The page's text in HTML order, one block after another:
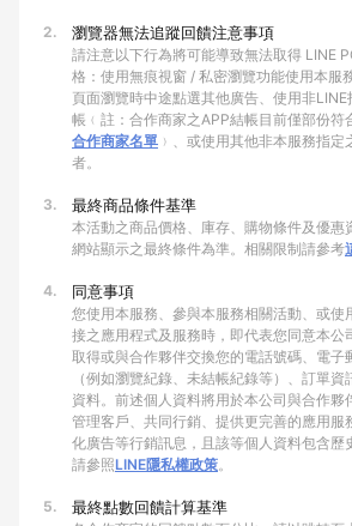
2. 瀏覽器無法追蹤回饋注意事項
請注意以下行為將可能導致無法取得 LINE
格：使用無痕視窗 / 私密瀏覽功能使用本服
頁面瀏覽時中途點選其他廣告、使用非
帳﹙註：合作商家之APP結帳目前僅部份符
合作商家名單 ﹚、或使用其他非本服務指
者。
3. 最終商品條件基準
本活動之商品價格、庫存、購物條件及優惠
網站顯示之最終條件為準。相關限制請參考
4. 同意事項
您使用本服務、參與本服務相關活動、或使
接之應用程式及服務時，即代表您同意本公
取得或與合作夥伴交換您的電話號碼、電子
（例如瀏覽紀錄、未結帳紀錄等）、訂單
資料。前述個人資料將用於本公司與合作夥
管理客戶、共同行銷、提供更完善的應用服
化廣告等行銷訊息，且該等個人資料包含歷
請參照LINE隱私權政策。
5. 最終點數回饋計算基準